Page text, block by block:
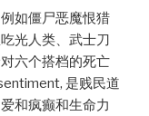
如僵尸恶魔恨猎
光人类、武士刀
六个搭档的死亡
是贱民道
和疯癫和生命力